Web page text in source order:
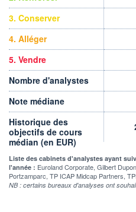
+ HAUT
9,000
VOLUME
24 721
VALORISATION
74 MEUR
LIMITE À LA
BAISSE
8,260
RENDEMENT
ESTIMÉ 2026
-
DERNIER
DIVIDENDE
1,00 EUR (02/10/25)
3. Conserver
4. Alléger
5. Vendre
Nombre d'analystes
Note médiane
Historique des
objectifs de cours
médian (en EUR)
Liste des cabinets d'analystes ayant
l'année : Euroland Corporate, Gilbert
Portzamparc, TP ICAP Midcap Partners,
NB : certains bureaux d'analyses ont